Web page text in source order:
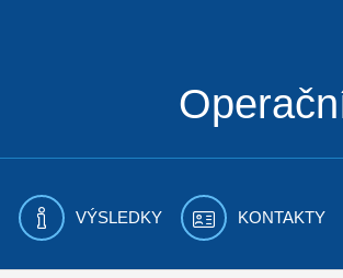
VÝSLEDKY KONTAKTY